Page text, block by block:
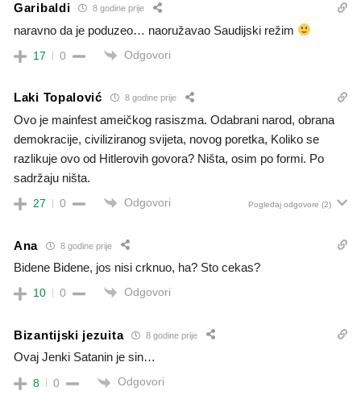
Garibaldi 8 godine prije
naravno da je poduzeo… naoružavao Saudijski režim
17 0 Odgovori
Laki Topalović 8 godine prije
Ovo je mainfest ameičkog rasiszma. Odabrani narod, obrana
demokracije, civiliziranog svijeta, novog poretka, Koliko se
razlikuje ovo od Hitlerovih govora? Ništa, osim po formi. Po
sadržaju ništa.
27 0 Odgovori Pogledaj odgovore (2)
Ana 8 godine prije
Bidene Bidene, jos nisi crknuo, ha? Sto cekas?
10 0 Odgovori
Bizantijski jezuita 8 godine prije
Ovaj Jenki Satanin je sin…
8 0 Odgovori